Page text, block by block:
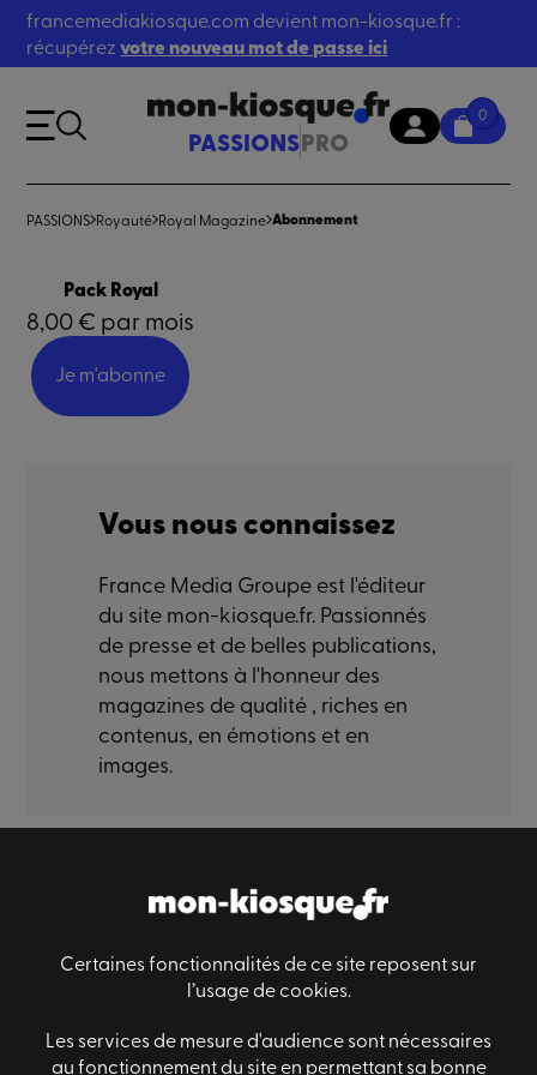
Certaines fonctionnalités de ce site reposent sur
l’usage de cookies.
Les services de mesure d'audience sont nécessaires
au fonctionnement du site en permettant sa bonne
francemediakiosque.com devient mon-kiosque.fr :
récupérezvotre nouveau mot de passe ici
PASSIONSPRO
0
PASSIONS Royauté Royal Magazine Abonnement
Pack Royal
8,00 € par mois
Je m'abonne
Vous nous connaissez
France Media Groupe est l'éditeur
du site mon-kiosque.fr. Passionnés
de presse et de belles publications,
nous mettons à l'honneur des
magazines de qualité , riches en
contenus, en émotions et en
images.
Informations générales Des questions ?